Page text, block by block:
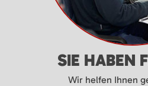
SIE HABEN
Wir helfen Ihnen